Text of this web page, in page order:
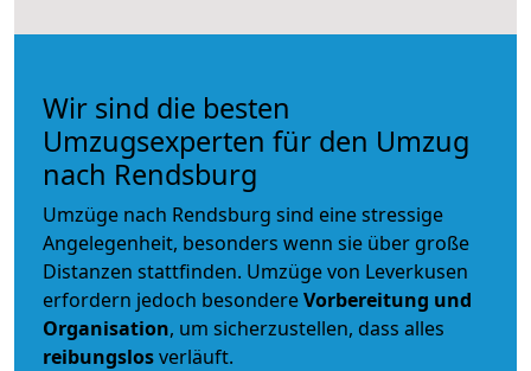
Wir sind die besten
Umzugsexperten für den Umzug
nach Rendsburg
Umzüge nach Rendsburg sind eine stressige
Angelegenheit, besonders wenn sie über große
Distanzen stattfinden. Umzüge von Leverkusen
erfordern jedoch besondereVorbereitung und
Organisation, um sicherzustellen, dass alles
reibungslosverläuft.